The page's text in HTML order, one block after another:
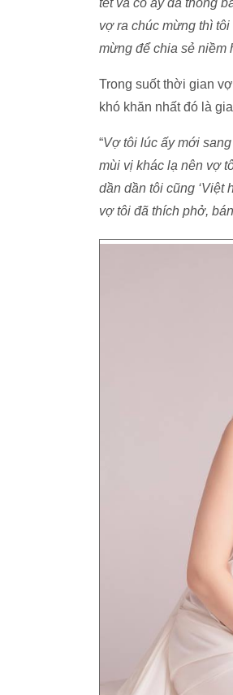
tết và cô ấy đã thông
vợ ra chúc mừng thì
mừng để chia sẻ niềm
Trong suốt thời gian
khó khăn nhất đó là
“Vợ tôi lúc ấy mới
mùi vị khác lạ nên vợ
dần dần tôi cũng ‘Việt
vợ tôi đã thích phở,